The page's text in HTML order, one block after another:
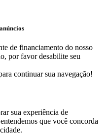
de financiamento do nosso
por favor desabilite seu
continuar sua navegação!
sua experiência de
que você concorda